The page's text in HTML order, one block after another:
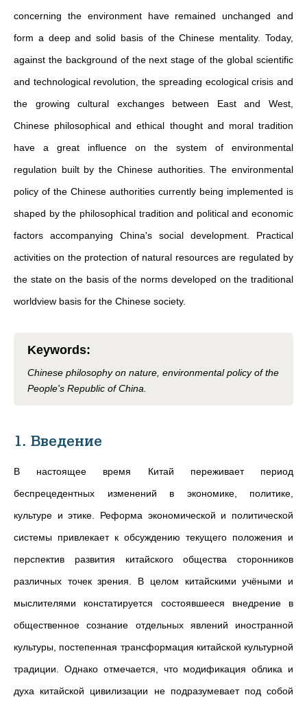
concerning the environment have remained unchanged and
form a deep and solid basis of the Chinese mentality. Today,
against the background of the next stage of the global scientific
and technological revolution, the spreading ecological crisis and
the growing cultural exchanges between East and West,
Chinese philosophical and ethical thought and moral tradition
have a great influence on the system of environmental
regulation built by the Chinese authorities. The environmental
policy of the Chinese authorities currently being implemented is
shaped by the philosophical tradition and political and economic
factors accompanying China's social development. Practical
activities on the protection of natural resources are regulated by
the state on the basis of the norms developed on the traditional
worldview basis for the Chinese society.
Keywords:
Chinese philosophy on nature, environmental policy of the
People's Republic of China.
1. Введение
В настоящее время Китай переживает период
беспрецедентных изменений в экономике, политике,
культуре и этике. Реформа экономической и политической
системы привлекает к обсуждению текущего положения и
перспектив развития китайского общества сторонников
различных точек зрения. В целом китайскими учёными и
мыслителями констатируется состоявшееся внедрение в
общественное сознание отдельных явлений иностранной
культуры, постепенная трансформация китайской культурной
традиции. Однако отмечается, что модификация облика и
духа китайской цивилизации не подразумевает под собой